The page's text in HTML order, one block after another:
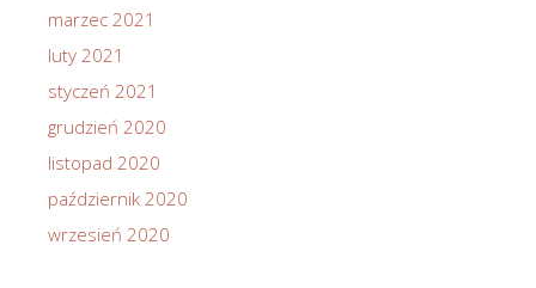
marzec 2021
luty 2021
styczeń 2021
grudzień 2020
listopad 2020
październik 2020
wrzesień 2020